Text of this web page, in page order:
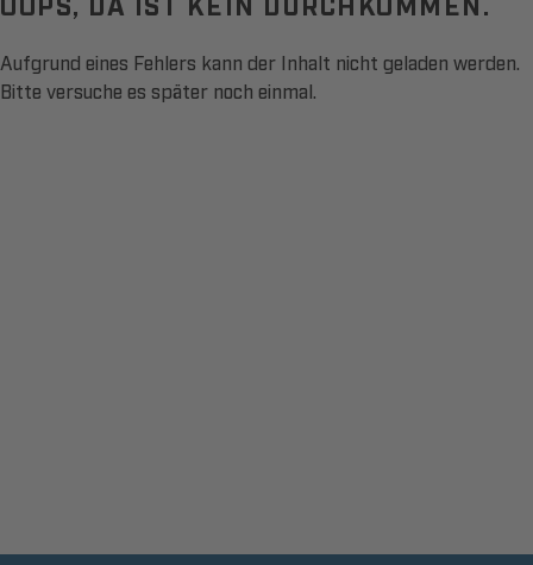
Aufgrund eines Fehlers kann der Inhalt nicht geladen werden.
Bitte versuche es später noch einmal.